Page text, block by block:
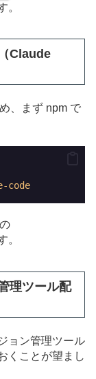
。
Claude
、まず npm で
code
。
理ツール配
ョン管理ツール
くことが望まし